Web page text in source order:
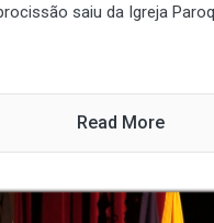
saiu da Igreja
Read More